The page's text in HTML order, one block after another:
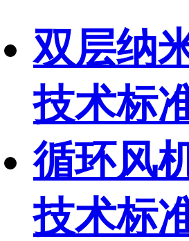
双层纳
技术标
循环风
技术标